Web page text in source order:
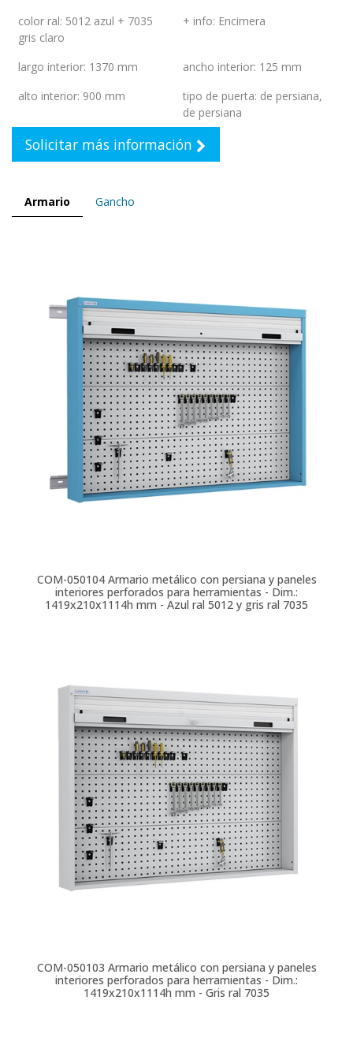
color ral: 5012 azul + 7035
gris claro
+ info: Encimera
largo interior: 1370 mm ancho interior: 125 mm
alto interior: 900 mm tipo de puerta: de persiana,
de persiana
Solicitar más información
Armario Gancho
COM-050104 Armario metálico con persiana y paneles
interiores perforados para herramientas - Dim.:
1419x210x1114h mm - Azul ral 5012 y gris ral 7035
COM-050103 Armario metálico con persiana y paneles
interiores perforados para herramientas - Dim.:
1419x210x1114h mm - Gris ral 7035